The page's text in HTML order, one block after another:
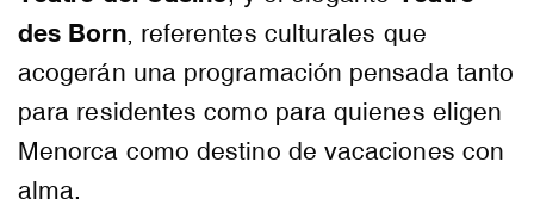
des Born, referentes culturales que
acogerán una programación pensada tanto
para residentes como para quienes eligen
Menorca como destino de vacaciones con
alma.